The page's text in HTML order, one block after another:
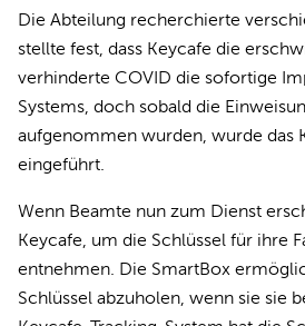
Die Abteilung recherchierte
stellte fest, dass Keycafe die
verhinderte COVID die sofortige
Systems, doch sobald die
aufgenommen wurden, wurde das
eingeführt.
Wenn Beamte nun zum Dienst
Keycafe, um die Schlüssel für ihre
entnehmen. Die SmartBox
Schlüssel abzuholen, wenn sie sie